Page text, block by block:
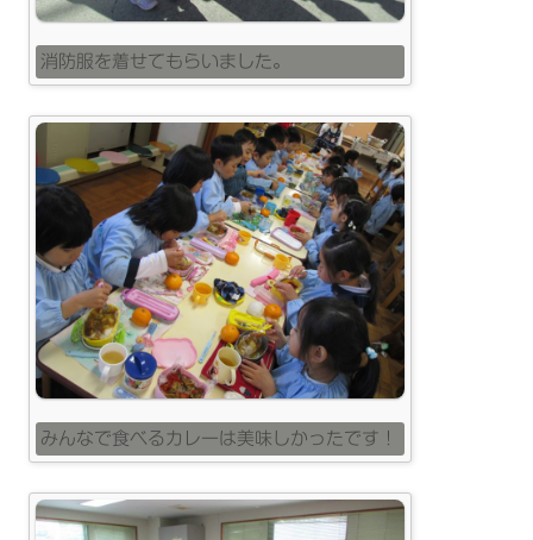
消防服を着せてもらいました。
みんなで食べるカレーは美味しかったです！